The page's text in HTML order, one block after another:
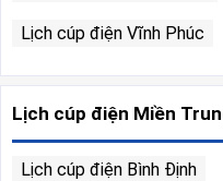
Lịch cúp điện Vĩnh Phúc
Lịch cúp điện Miền
Lịch cúp điện Bình Định